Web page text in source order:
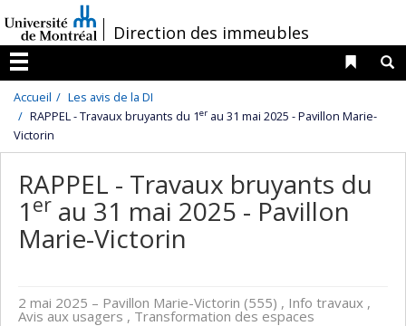
au
contenu
/Direction des immeubles
Menu
Liens
Accueil
Les avis de la DI
RAPPEL - Travaux bruyants du 1er au 31 mai 2025 - Pavillon Marie-
Victorin
RAPPEL - Travaux bruyants du
1 er au 31 mai 2025 - Pavillon
Marie-Victorin
2 mai 2025 – Pavillon Marie-Victorin (555) , Info travaux ,
Avis aux usagers , Transformation des espaces